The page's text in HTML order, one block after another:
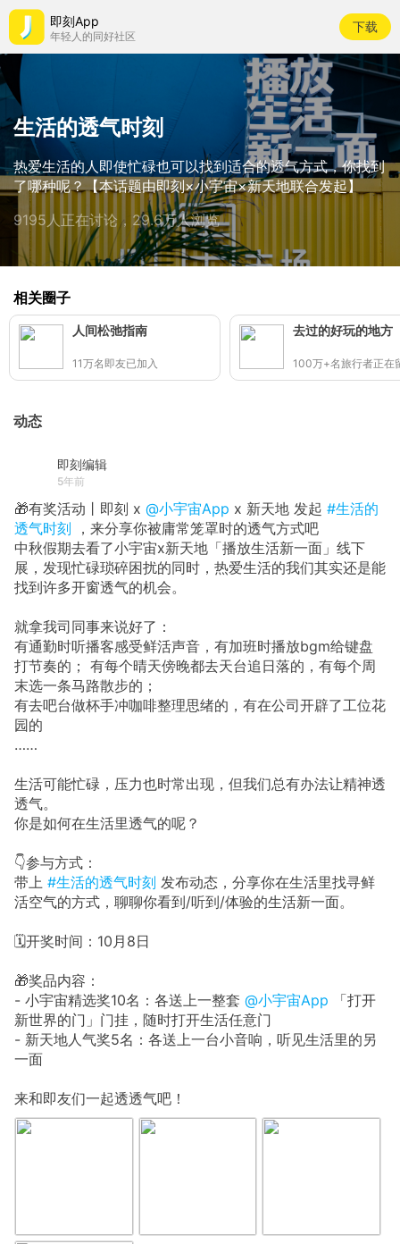
即刻App
年轻人的同好社区
下载
生活的透气时刻
热爱生活的人即使忙碌也可以找到适合的透气方式，你找到
了哪种呢？【本话题由即刻×小宇宙×新天地联合发起】
9195人正在讨论，29.6万人浏览
相关圈子
人间松弛指南
11万名即友已加入
去过的好玩的地方
动态
即刻编辑
5年前
🎁有奖活动丨即刻 x @小宇宙App x 新天地 发起 #生活的
透气时刻
，来分享你被庸常笼罩时的透气方式吧
中秋假期去看了小宇宙x新天地「播放生活新一面」线下
展，发现忙碌琐碎困扰的同时，热爱生活的我们其实还是能
找到许多开窗透气的机会。
就拿我司同事来说好了：
有通勤时听播客感受鲜活声音，有加班时播放bgm给键盘
打节奏的； 有每个晴天傍晚都去天台追日落的，有每个周
末选一条马路散步的；
有去吧台做杯手冲咖啡整理思绪的，有在公司开辟了工位花
园的
……
生活可能忙碌，压力也时常出现，但我们总有办法让精神透
透气。
你是如何在生活里透气的呢？
👇参与方式：
带上 #生活的透气时刻 发布动态，分享你在生活里找寻鲜
活空气的方式，聊聊你看到/听到/体验的生活新一面。
🗓开奖时间：10月8日
🎁奖品内容：
- 小宇宙精选奖10名：各送上一整套 @小宇宙App
「打开
新世界的门」门挂，随时打开生活任意门
- 新天地人气奖5名：各送上一台小音响，听见生活里的另
一面
来和即友们一起透透气吧！